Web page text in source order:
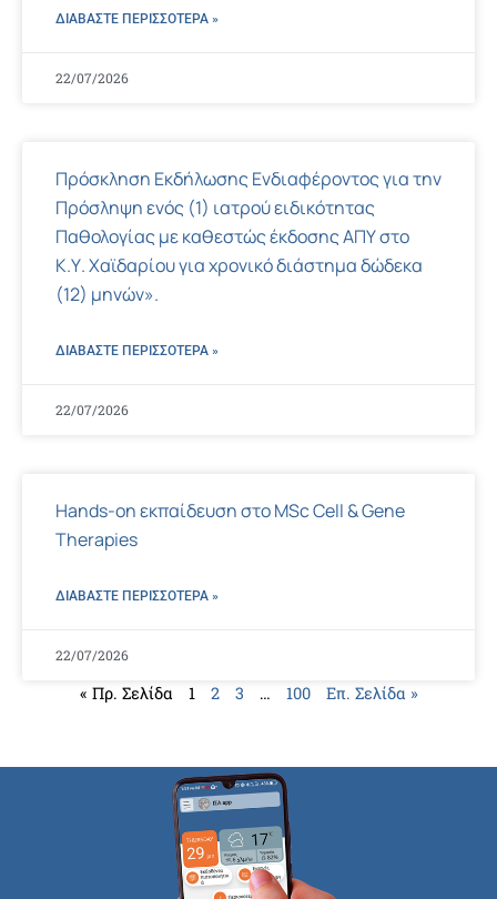
ΔΙΑΒΑΣΤΕ ΠΕΡΙΣΣΌΤΕΡΑ »
22/07/2026
Πρόσκληση Εκδήλωσης Ενδιαφέροντος για την
Πρόσληψη ενός (1) ιατρού ειδικότητας
Παθολογίας με καθεστώς έκδοσης ΑΠΥ στο
Κ.Υ. Χαϊδαρίου για χρονικό διάστημα δώδεκα
(12) μηνών».
ΔΙΑΒΑΣΤΕ ΠΕΡΙΣΣΌΤΕΡΑ »
22/07/2026
Hands-on εκπαίδευση στο MSc Cell & Gene
Therapies
ΔΙΑΒΑΣΤΕ ΠΕΡΙΣΣΌΤΕΡΑ »
22/07/2026
« Πρ. Σελίδα 1 2 3 … 100 Επ. Σελίδα »